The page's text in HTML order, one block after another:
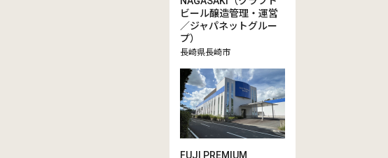
ビール醸造管理・運営
／ジャパネットグルー
プ）
長崎県長崎市
FUJI PREMIUM